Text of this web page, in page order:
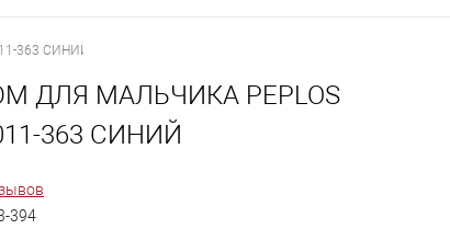
363 СИНИЙ
ДЛЯ МАЛЬЧИКА PEPLOS
363 СИНИЙ
394